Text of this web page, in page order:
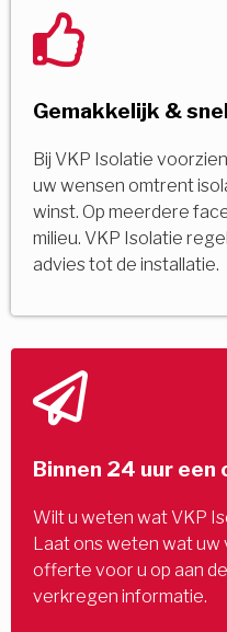
Gemakkelijk &
Bij VKP Isolatie
uw wensen omtrent
winst. Op meerdere
milieu. VKP Isolatie
advies tot de installatie.
Binnen 24 uur
Wilt u weten wat VKP
Laat ons weten wat uw
offerte voor u op aan
verkregen informatie.